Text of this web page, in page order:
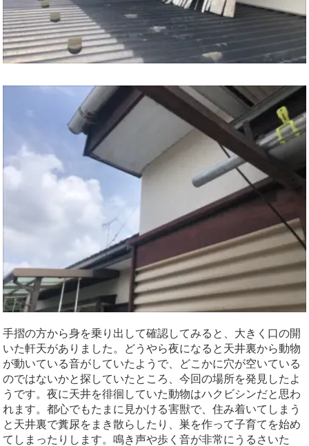
手摺の方から身を乗り出して確認してみると、大きく口の開
いた軒天がありました。どうやら夜になると天井裏から動物
が動いている音がしていたようで、どこかに穴が空いている
のではないかと探していたところ、今回の場所を発見したよ
うです。夜に天井を徘徊していた動物はハクビシンだと思わ
れます。都心でもたまに見かける害獣で、住み着いてしまう
と天井裏で糞尿をまき散らしたり、巣を作って子育てを始め
てしまったりします。鳴き声や歩く音が非常にうるさいた